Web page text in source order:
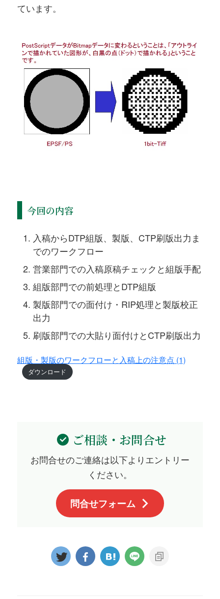
ています。
今回の内容
入稿からDTP組版、製版、CTP刷版出力ま
でのワークフロー
営業部門での入稿原稿チェックと組版手配
組版部門での前処理とDTP組版
製版部門での面付け・RIP処理と製版校正
出力
刷版部門での大貼り面付けとCTP刷版出力
組版・製版のワークフローと入稿上の注意点 (1)
ダウンロード
ご相談・お問合せ
お問合せのご連絡は以下よりエントリー
ください。
問合せフォーム